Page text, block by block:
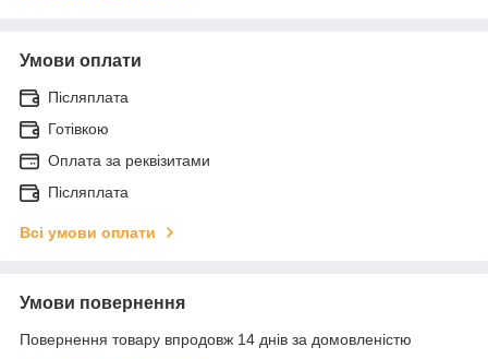
Умови оплати
Післяплата
Готівкою
Оплата за реквізитами
Післяплата
Всі умови оплати
Умови повернення
Повернення товару впродовж 14 днів за домовленістю